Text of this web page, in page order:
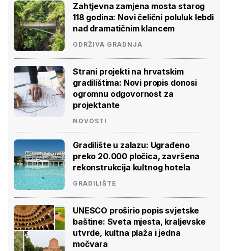
Zahtjevna zamjena mosta starog
118 godina: Novi čelični poluluk lebdi
nad dramatičnim klancem
ODRŽIVA GRADNJA
Strani projekti na hrvatskim
gradilištima: Novi propis donosi
ogromnu odgovornost za
projektante
NOVOSTI
Gradilište u zalazu: Ugrađeno
preko 20.000 pločica, završena
rekonstrukcija kultnog hotela
GRADILIŠTE
UNESCO proširio popis svjetske
baštine: Sveta mjesta, kraljevske
utvrde, kultna plaža i jedna
močvara